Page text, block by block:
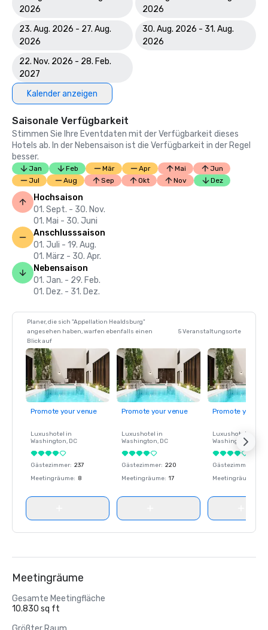
2026
2026
23. Aug. 2026 - 27. Aug.
2026
30. Aug. 2026 - 31. Aug.
2026
22. Nov. 2026 - 28. Feb.
2027
Kalender anzeigen
Saisonale Verfügbarkeit
Stimmen Sie Ihre Eventdaten mit der Verfügbarkeit dieses
Hotels ab. In der Nebensaison ist die Verfügbarkeit in der Regel
besser.
Jan Feb Mär Apr Mai
Jun
Jul
Aug Sep Okt Nov Dez
Hochsaison
01. Sept. - 30. Nov.
01. Mai - 30. Juni
Anschlusssaison
01. Juli - 19. Aug.
01. März - 30. Apr.
Nebensaison
01. Jan. - 29. Feb.
01. Dez. - 31. Dez.
Planer, die sich "Appellation Healdsburg"
angesehen haben, warfen ebenfalls einen
Blick auf
5 Veranstaltungsorte
Promote your venue
Luxushotel in
Washington, DC
Gästezimmer: 237
Meetingräume: 8
Promote your venue
Luxushotel in
Washington, DC
Gästezimmer: 220
Meetingräume: 17
Promote your
Luxushotel in
Washington
Gästezimmer
Meetingräume
Meetingräume
Gesamte Meetingfläche
10.830 sq ft